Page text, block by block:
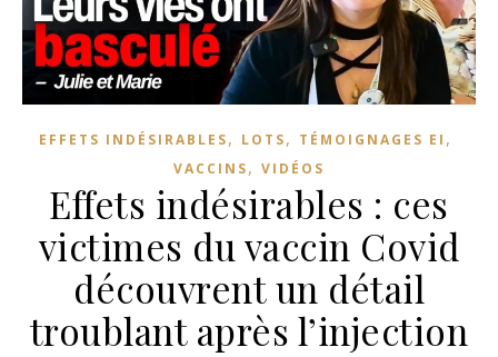
EFFETS INDÉSIRABLES, LOTS, TÉMOIGNAGES EI ,
VACCINS, VIDÉOS
Effets indésirables : ces
victimes du vaccin Covid
découvrent un détail
troublant après l’injection